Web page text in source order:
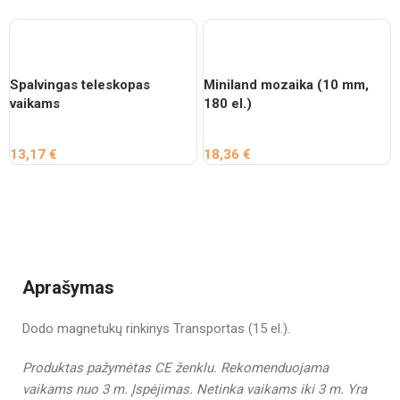
Spalvingas teleskopas
vaikams
13,17€
Miniland mozaika (10 mm,
180 el.)
18,36 €
Aprašymas
Dodo magnetukų rinkinys Transportas (15 el.).
Produktas pažymėtas CE ženklu. Rekomenduojama
vaikams nuo 3 m. Įspėjimas. Netinka vaikams iki 3 m. Yra